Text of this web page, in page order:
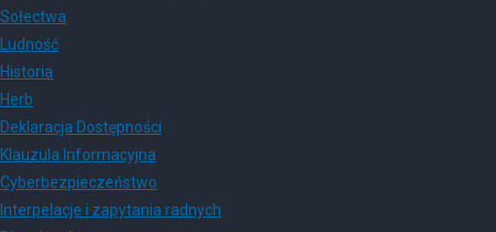
Sołectwa
Ludność
Historia
Herb
Deklaracja Dostępności
Klauzula Informacyjna
Cyberbezpieczeństwo
Interpelacje i zapytania radnych